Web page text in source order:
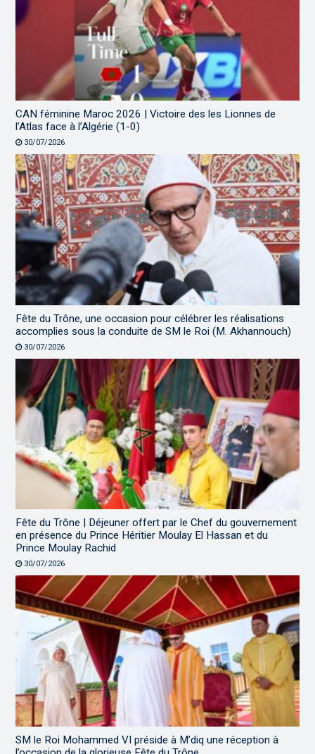
CAN féminine Maroc 2026 | Victoire des les Lionnes de
l’Atlas face à l’Algérie (1-0)
30/07/2026
Fête du Trône, une occasion pour célébrer les réalisations
accomplies sous la conduite de SM le Roi (M. Akhannouch)
30/07/2026
Fête du Trône | Déjeuner offert par le Chef du gouvernement
en présence du Prince Héritier Moulay El Hassan et du
Prince Moulay Rachid
30/07/2026
SM le Roi Mohammed VI préside à M’diq une réception à